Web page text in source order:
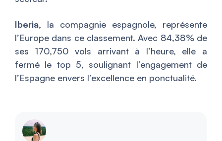
Iberia, la compagnie espagnole, représente
l’Europe dans ce classement. Avec 84,38% de
ses 170,750 vols arrivant à l’heure, elle a
fermé le top 5, soulignant l’engagement de
l’Espagne envers l’excellence en ponctualité.